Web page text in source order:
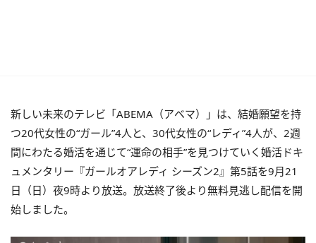
新しい未来のテレビ「ABEMA（アベマ）」は、結婚願望を持
つ20代女性の“ガール”4人と、30代女性の“レディ”4人が、2週
間にわたる婚活を通じて“運命の相手”を見つけていく婚活ドキ
ュメンタリー『ガールオアレディ シーズン2』第5話を9月21
日（日）夜9時より放送。放送終了後より無料見逃し配信を開
始しました。